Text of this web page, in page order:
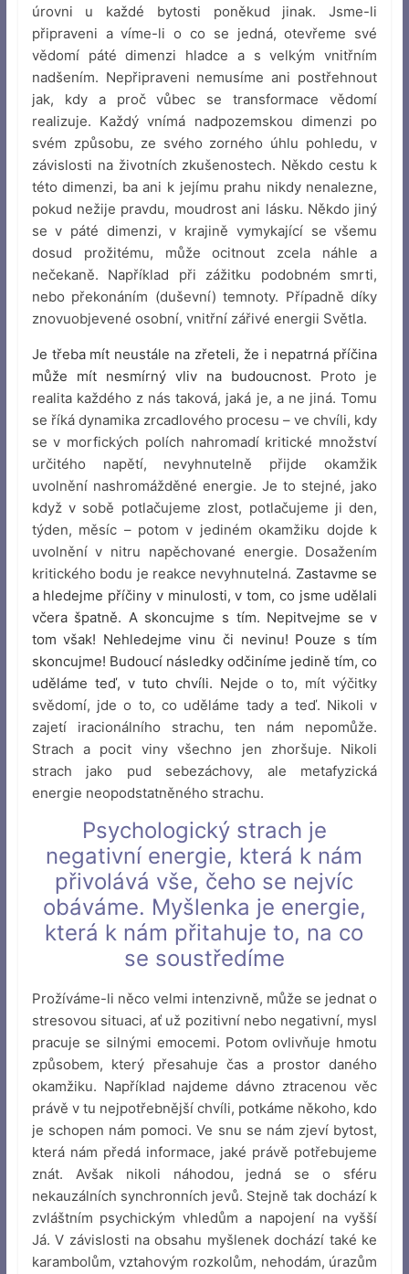
úrovni u každé bytosti poněkud jinak. Jsme-li
připraveni a víme-li o co se jedná, otevřeme své
vědomí páté dimenzi hladce a s velkým vnitřním
nadšením. Nepřipraveni nemusíme ani postřehnout
jak, kdy a proč vůbec se transformace vědomí
realizuje. Každý vnímá nadpozemskou dimenzi po
svém způsobu, ze svého zorného úhlu pohledu, v
závislosti na životních zkušenostech. Někdo cestu k
této dimenzi, ba ani k jejímu prahu nikdy nenalezne,
pokud nežije pravdu, moudrost ani lásku. Někdo jiný
se v páté dimenzi, v krajině vymykající se všemu
dosud prožitému, může ocitnout zcela náhle a
nečekaně. Například při zážitku podobném smrti,
nebo překonáním (duševní) temnoty. Případně díky
znovuobjevené osobní, vnitřní zářivé energii Světla.
Je třeba mít neustále na zřeteli, že i nepatrná příčina
může mít nesmírný vliv na budoucnost. Proto je
realita každého z nás taková, jaká je, a ne jiná. Tomu
se říká dynamika zrcadlového procesu – ve chvíli, kdy
se v morfických polích nahromadí kritické množství
určitého napětí, nevyhnutelně přijde okamžik
uvolnění nashromážděné energie. Je to stejné, jako
když v sobě potlačujeme zlost, potlačujeme ji den,
týden, měsíc – potom v jediném okamžiku dojde k
uvolnění v nitru napěchované energie. Dosažením
kritického bodu je reakce nevyhnutelná. Zastavme se
a hledejme příčiny v minulosti, v tom, co jsme udělali
včera špatně. A skoncujme s tím. Nepitvejme se v
tom však! Nehledejme vinu či nevinu! Pouze s tím
skoncujme! Budoucí následky odčiníme jedině tím, co
uděláme teď, v tuto chvíli. Nejde o to, mít výčitky
svědomí, jde o to, co uděláme tady a teď. Nikoli v
zajetí iracionálního strachu, ten nám nepomůže.
Strach a pocit viny všechno jen zhoršuje. Nikoli
strach jako pud sebezáchovy, ale metafyzická
energie neopodstatněného strachu.
Psychologický strach je
negativní energie, která k nám
přivolává vše, čeho se nejvíc
obáváme. Myšlenka je energie,
která k nám přitahuje to, na co
se soustředíme
Prožíváme-li něco velmi intenzivně, může se jednat o
stresovou situaci, ať už pozitivní nebo negativní, mysl
pracuje se silnými emocemi. Potom ovlivňuje hmotu
způsobem, který přesahuje čas a prostor daného
okamžiku. Například najdeme dávno ztracenou věc
právě v tu nejpotřebnější chvíli, potkáme někoho, kdo
je schopen nám pomoci. Ve snu se nám zjeví bytost,
která nám předá informace, jaké právě potřebujeme
znát. Avšak nikoli náhodou, jedná se o sféru
nekauzálních synchronních jevů. Stejně tak dochází k
zvláštním psychickým vhledům a napojení na vyšší
Já. V závislosti na obsahu myšlenek dochází také ke
karambolům, vztahovým rozkolům, nehodám, úrazům